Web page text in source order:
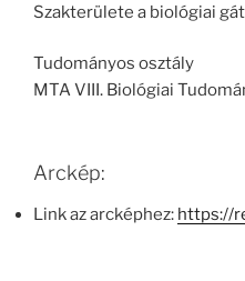
Szakterülete a biológiai
Tudományos osztály
MTA VIII. Biológiai
Arckép:
Link az arcképhez: https://